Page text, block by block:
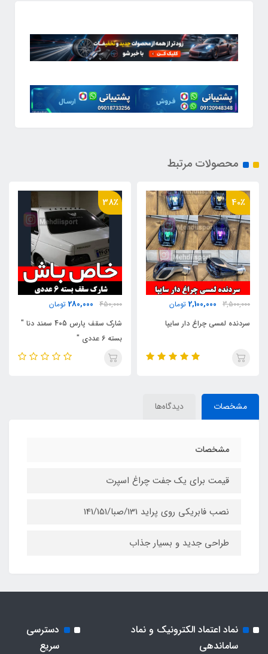
محصولات مرتبط
38٪
450,000
280,000
شارک سقف پارس 405 سمند دنا "
450,000
200,000
پک استیکر برچسب
مشخصات دیدگاه‌ها
مشخصات
قیمت برای یک جفت چراغ اسپرت
نصب فابریکی روی پراید 131/صبا/141/151
طراحی جدید و بسیار جذاب
نماد اعتماد الکترونیک و نماد
ساماندهی
دسترسی
سریع